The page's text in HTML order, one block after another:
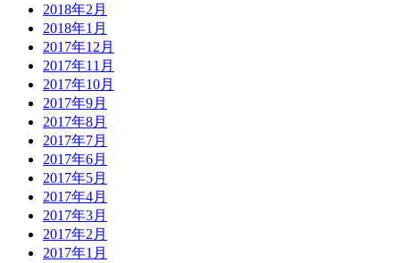
2018年2月
2018年1月
2017年12月
2017年11月
2017年10月
2017年9月
2017年8月
2017年7月
2017年6月
2017年5月
2017年4月
2017年3月
2017年2月
2017年1月